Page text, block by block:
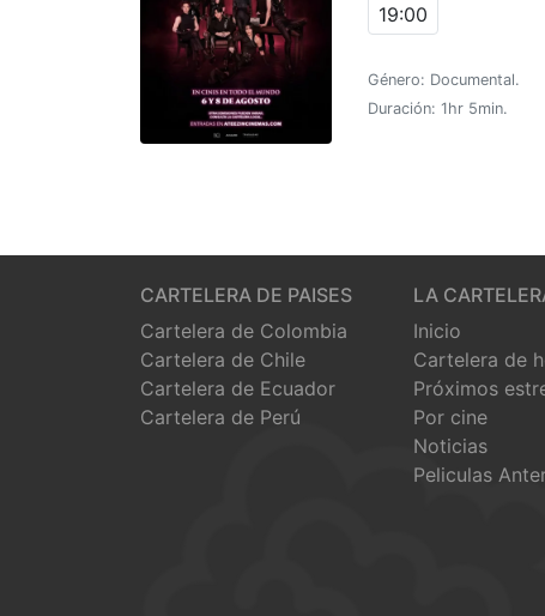
19:00
Género: Documental.
Duración: 1hr 5min.
CARTELERA DE PAISES
Cartelera de Colombia
Cartelera de Chile
Cartelera de Ecuador
Cartelera de Perú
LA
Inicio
Cartelera de
Próximos
Por cine
Noticias
Peliculas